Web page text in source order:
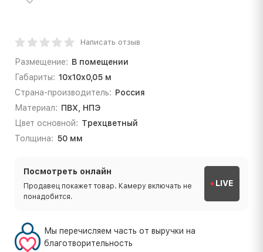
Написать отзыв
Размещение: В помещении
Габариты: 10х10х0,05 м
Страна-производитель: Россия
Материал: ПВХ, НПЭ
Цвет основной: Трехцветный
Толщина: 50 мм
Посмотреть онлайн
Продавец покажет товар. Камеру включать не
понадобится.
LIVE
Мы перечисляем часть от выручки на
благотворительность